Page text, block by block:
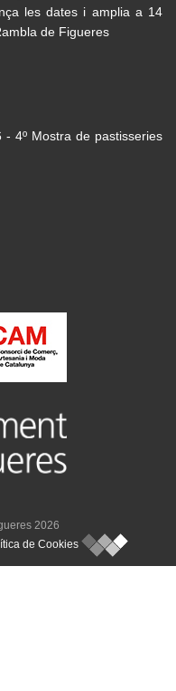
les dates i amplia a 14
de Figueres
- 4º Mostra de pastisseries
2026
de Cookies